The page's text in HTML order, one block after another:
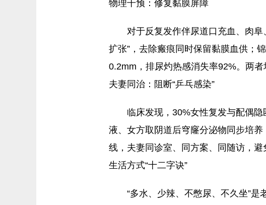
物理干预：修复黏膜屏障
对于反复发作伴尿道口充血、肉
扩张”，去除瘢痕同时保留黏膜血供；
0.2mm，排尿灼热感消失率92%。两者
夫妻同治：阻断“乒乓感染”
临床发现，30%女性复发与配偶
液、女方取阴道后穹窿分泌物同步培
线，夫妻同诊室、同方案、同随访，避
生活方式“十二字诀”
“多水、少辣、不憋尿、不久坐”